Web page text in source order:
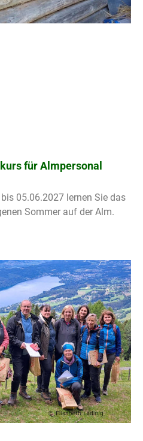
für Almpersonal
05.06.2027 lernen Sie das
Sommer auf der Alm.